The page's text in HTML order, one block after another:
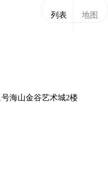
列表 地图
海山金谷艺术城2楼